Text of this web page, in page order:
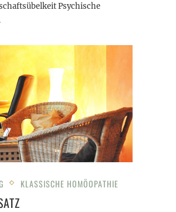
Psychische
KLASSISCHE HOMÖOPATHIE